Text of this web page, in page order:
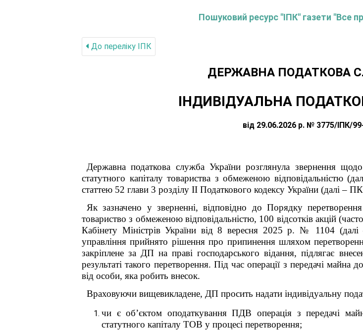
Пошуковий ресурс "ІПК" газети "Все
До переліку IПК
ДЕРЖАВНА ПОДАТКОВА
ІНДИВІДУАЛЬНА
від 29.06.2026 р. № 3775/ІПК/
Державна податкова служба України розглянула звернення
статутного капіталу товариства з обмеженою відповідальністю
статтею 52 глави 3 розділу ІІ Податкового кодексу України (далі –
Як зазначено у зверненні, відповідно до Порядку
товариство з обмеженою відповідальністю, 100 відсотків акцій
Кабінету Міністрів України від 8 вересня 2025 р. № 1104
управління прийнято рішення про припинення шляхом
закріплене за ДП на праві господарського відання, підлягає
результаті такого перетворення. Під час операції з передачі майна
від особи, яка робить внесок.
Враховуючи вищевикладене, ДП просить надати індивідуальну
чи є об’єктом оподаткування ПДВ операція з передачі
статутного капіталу ТОВ у процесі перетворення;